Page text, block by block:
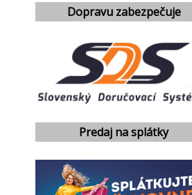
Dopravu zabezpečuje
Predaj na splátky